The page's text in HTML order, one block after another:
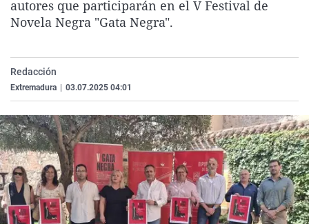
La rosa de los vientos
Como el perro y el
Caso
Equipo de
Extremadura
La Rioja
Virales
Elecciones
autores que participarán en el V Festival de
Novela Negra "Gata Negra".
Redacción
Extremadura 03.07.2025 04:01